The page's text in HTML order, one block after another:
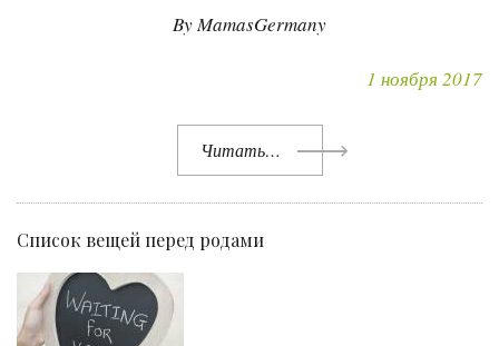
By MamasGermany
1 ноября 2017
Читать…
Список вещей перед родами